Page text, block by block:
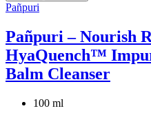
Pañpuri
Pañpuri – Nourish
HyaQuench™
Balm Cleanser
100 ml